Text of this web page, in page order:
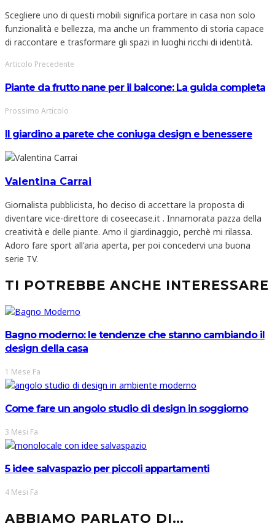
Scegliere uno di questi mobili significa portare in casa non solo
funzionalità e bellezza, ma anche un frammento di storia capace
di raccontare e trasformare gli spazi in luoghi ricchi di identità.
Articolo Precedente
Piante da frutto nane per il balcone: La guida completa
Prossimo Articolo
Il giardino a parete che coniuga design e benessere
Valentina Carrai
Giornalista pubblicista, ho deciso di accettare la proposta di
diventare vice-direttore di coseecase.it . Innamorata pazza della
creatività e delle piante. Amo il giardinaggio, perchè mi rilassa.
Adoro fare sport all'aria aperta, per poi concedervi una buona
serie TV.
TI POTREBBE ANCHE INTERESSARE
Bagno moderno: le tendenze che stanno cambiando il
design della casa
1 Mese Fa
Come fare un angolo studio di design in soggiorno
3 Mesi Fa
5 idee salvaspazio per piccoli appartamenti
4 Mesi Fa
ABBIAMO PARLATO DI…